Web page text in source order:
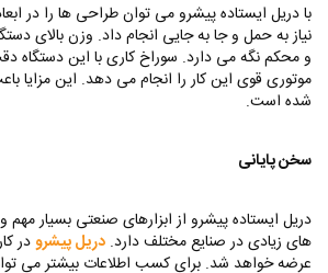
با دریل ایستاده پیشرو می توان طراحی ها را در
نیاز به حمل و جا به جایی انجام داد. وزن بالای
و محکم نگه می دارد. سوراخ کاری با این دستگاه
موتوری قوی این کار را انجام می دهد. این مزایا
شده است‌.
سخن پایانی
دریل ایستاده پیشرو از ابزارهای صنعتی بسیار مهم
های زیادی در صنایع مختلف دارد. دریل پیشرودر
عرضه خواهد شد. برای کسب اطلاعات بیشتر می